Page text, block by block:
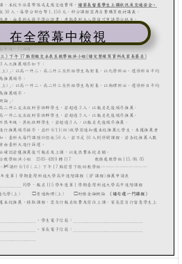
在全螢幕中檢視